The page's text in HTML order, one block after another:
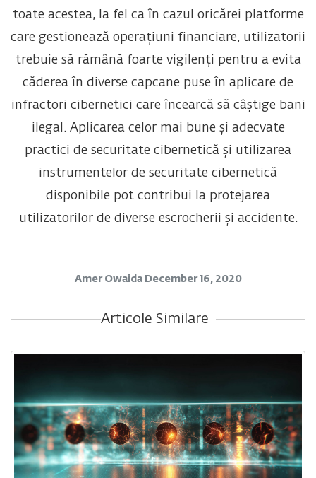
toate acestea, la fel ca în cazul oricărei platforme
care gestionează operațiuni financiare, utilizatorii
trebuie să rămână foarte vigilenți pentru a evita
căderea în diverse capcane puse în aplicare de
infractori cibernetici care încearcă să câștige bani
ilegal. Aplicarea celor mai bune și adecvate
practici de securitate cibernetică și utilizarea
instrumentelor de securitate cibernetică
disponibile pot contribui la protejarea
utilizatorilor de diverse escrocherii și accidente.
Amer Owaida December 16, 2020
Articole Similare